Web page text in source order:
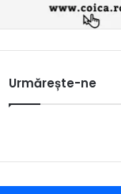
Urmărește-ne